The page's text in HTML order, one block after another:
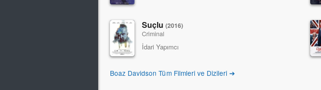
Suçlu(2016)
Criminal
İdari Yapımcı
Boaz Davidson Tüm Filmleri ve Dizileri ➔